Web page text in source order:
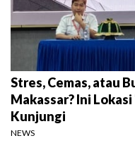
Stres, Cemas, atau
Makassar? Ini
Kunjungi
NEWS